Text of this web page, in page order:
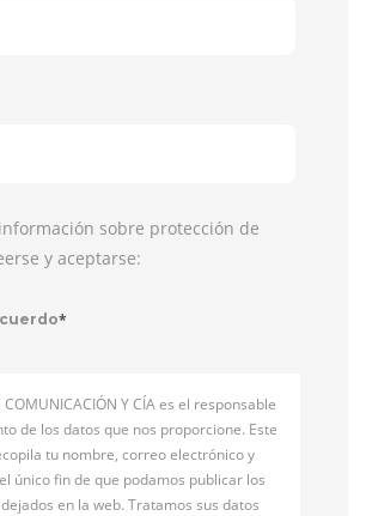
sobre protección de
y aceptarse:
*
COMUNICACIÓN Y CÍA es el responsable
de los datos que nos proporcione. Este
tu nombre, correo electrónico y
único fin de que podamos publicar los
en la web. Tratamos sus datos